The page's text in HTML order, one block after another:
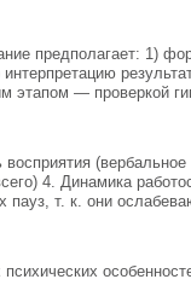
предполагает: 1)
этапом — проверкой
4. Динамика
т. к. они